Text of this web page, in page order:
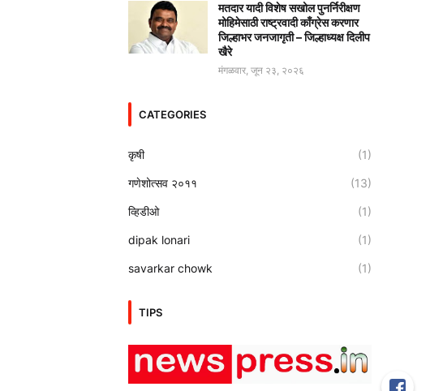
मतदार यादी विशेष सखोल पुनर्निरीक्षण
मोहिमेसाठी राष्ट्रवादी काँग्रेस करणार
जिल्हाभर जनजागृती – जिल्हाध्यक्ष दिलीप
खैरे
मंगळवार, जून २३, २०२६
CATEGORIES
कृषी (1)
गणेशोत्सव २०११ (13)
व्हिडीओ (1)
dipak lonari (1)
savarkar chowk (1)
TIPS